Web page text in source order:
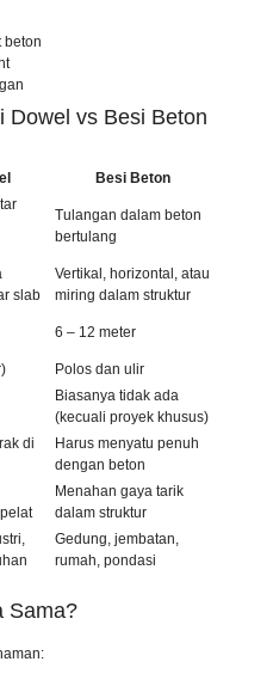
beton
Dowel vs Besi Beton
Besi Beton
Tulangan dalam beton
bertulang
slab
Vertikal, horizontal, atau
miring dalam struktur
6 – 12 meter
Polos dan ulir
Biasanya tidak ada
(kecuali proyek khusus)
di
Harus menyatu penuh
dengan beton
Menahan gaya tarik
dalam struktur
Gedung, jembatan,
rumah, pondasi
Sama?